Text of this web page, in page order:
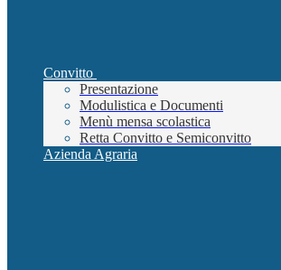
Convitto
Presentazione
Modulistica e Documenti
Menù mensa scolastica
Retta Convitto e Semiconvitto
Azienda Agraria